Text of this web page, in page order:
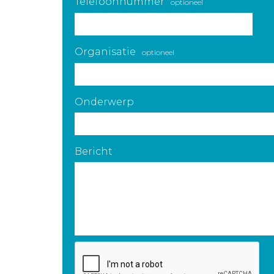
optioneel
Organisatie optioneel
Onderwerp
Bericht